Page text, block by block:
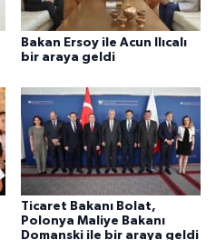
Bakan Ersoy ile Acun Ilıcalı
bir araya geldi
Ticaret Bakanı Bolat,
Polonya Maliye Bakanı
Domanski ile bir araya geldi